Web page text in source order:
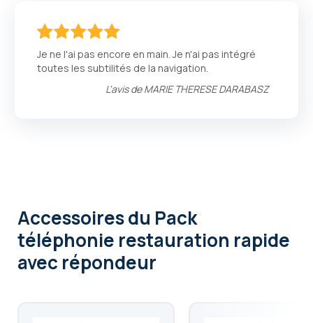
Je ne l'ai pas encore en main. Je n'ai pas intégré
toutes les subtilités de la navigation.
L'avis deMARIE THERESE DARABASZ
Accessoiresdu Pack
téléphonie restauration rapide
avec répondeur